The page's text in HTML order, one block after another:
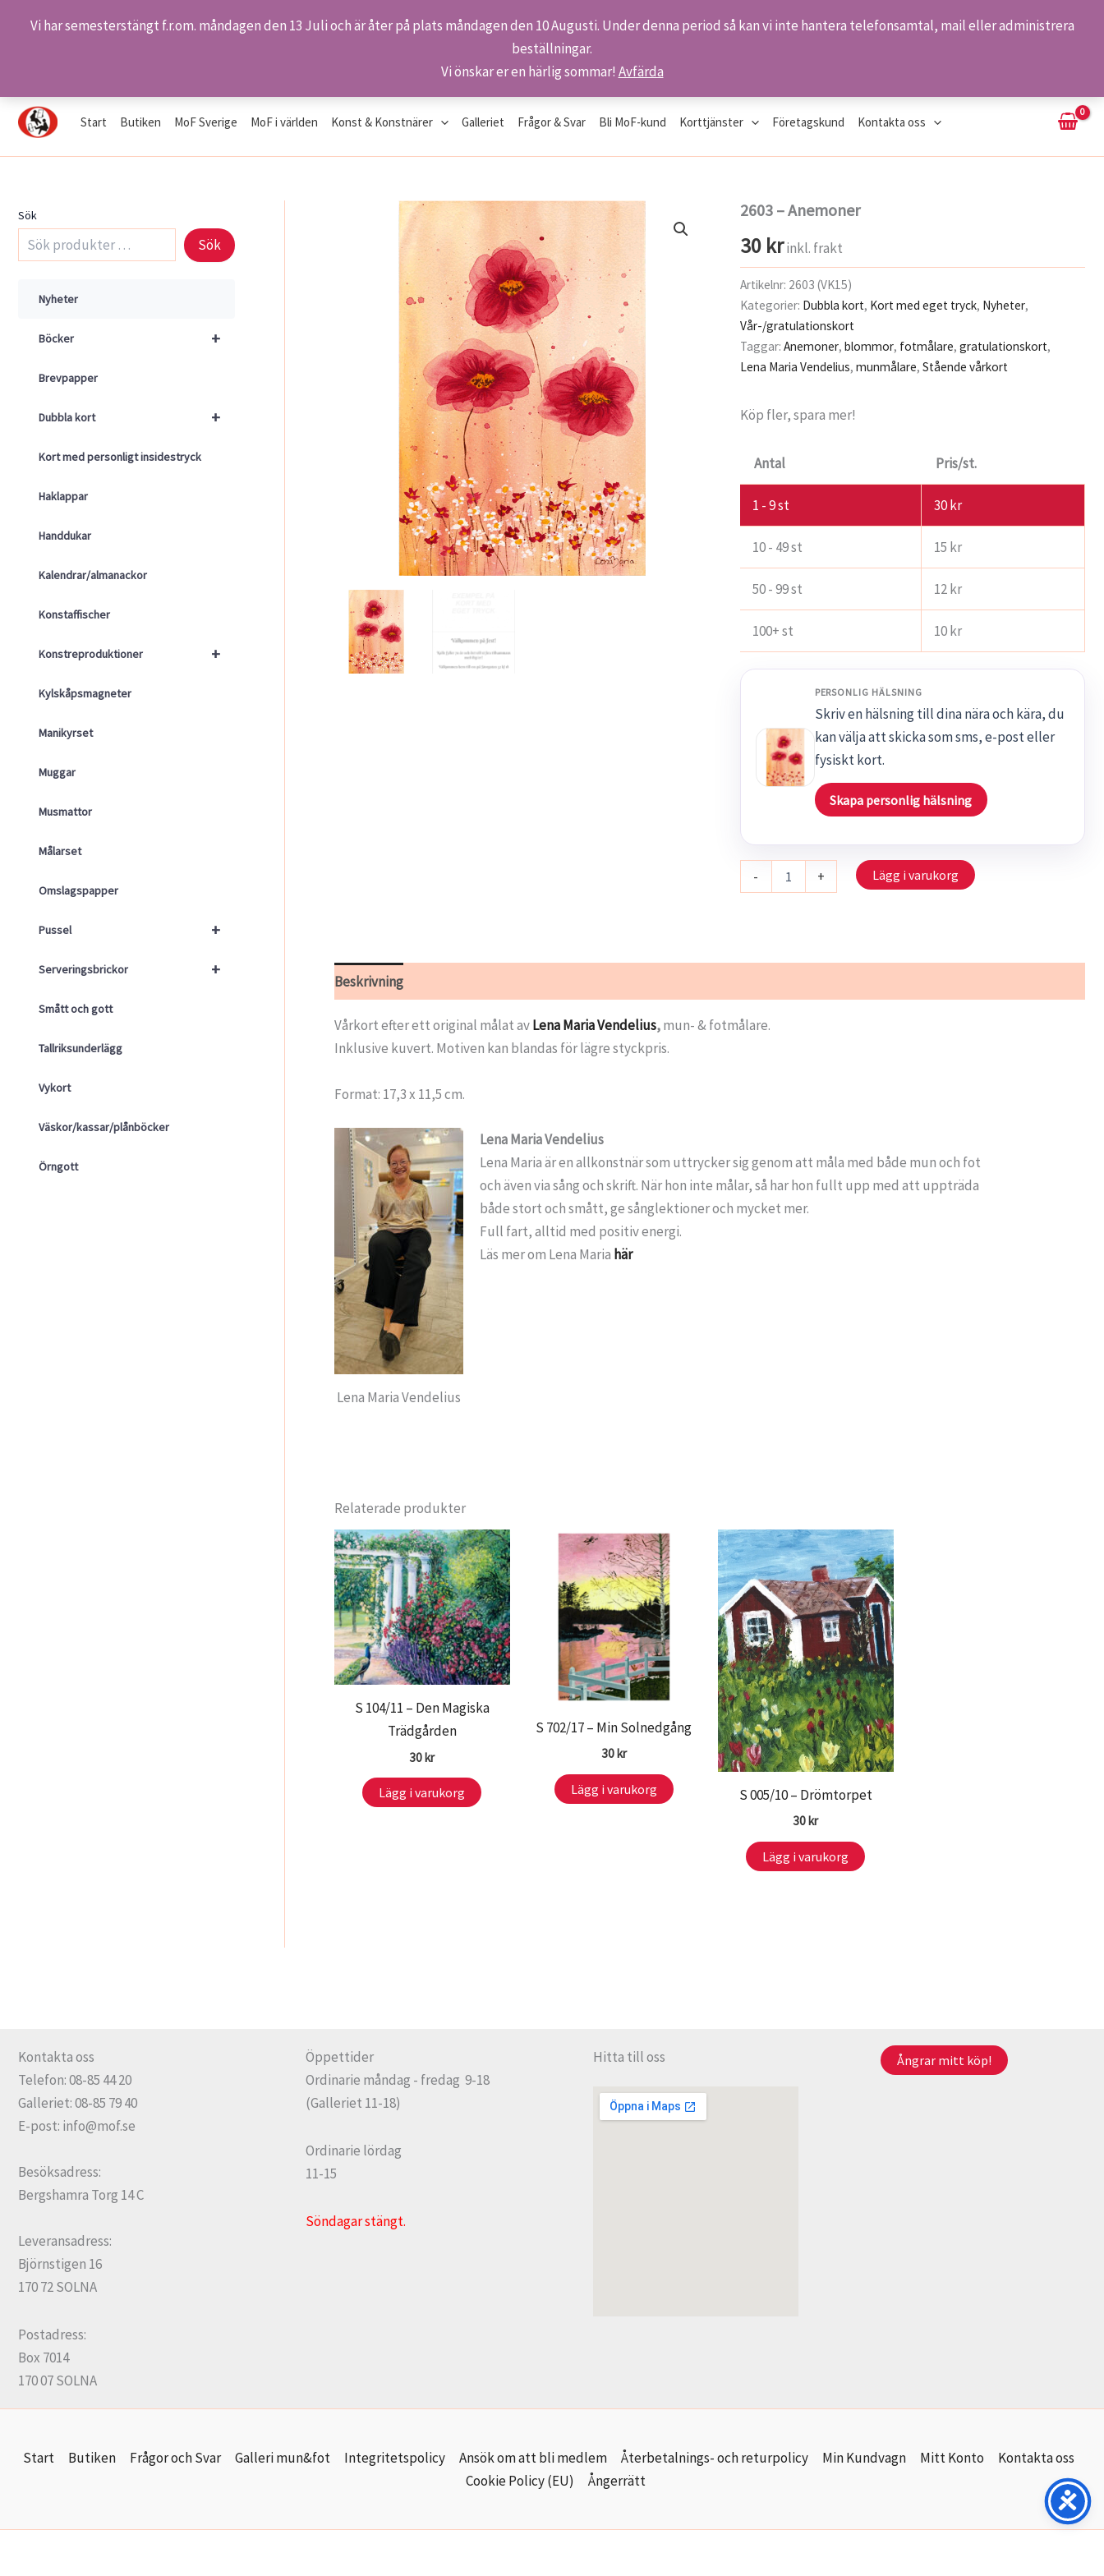
Vi har semesterstängt f.r.om. måndagen den 13 Juli och är åter på plats måndagen den 10 Augusti. Under denna period så kan vi inte hantera telefonsamtal, mail eller administrera
beställningar.
Vi önskar er en härlig sommar! Avfärda
innehåll
Start Butiken MoF Sverige MoF i världen Konst & Konstnärer Galleriet Frågor & Svar Bli MoF-kund Korttjänster Företagskund Kontakta oss
Sök
Sök
Nyheter
+
Böcker
Brevpapper
+
Dubbla kort
Kort med personligt insidestryck
Haklappar
Handdukar
Kalendrar/almanackor
Konstaffischer
+
Konstreproduktioner
Kylskåpsmagneter
Manikyrset
Muggar
Musmattor
Målarset
Omslagspapper
+
Pussel
+
Serveringsbrickor
Smått och gott
Tallriksunderlägg
Vykort
Väskor/kassar/plånböcker
Örngott
2603 – Anemoner
30 kr inkl. frakt
Artikelnr: 2603 (VK15)
Kategorier: Dubbla kort, Kort med eget tryck, Nyheter,
Vår-/gratulationskort
Taggar: Anemoner, blommor, fotmålare, gratulationskort,
Lena Maria Vendelius, munmålare, Stående vårkort
Köp fler, spara mer!
Antal Pris/st.
1 - 9st 30kr
10 - 49 st 15 kr
50 - 99 st 12kr
100+ st 10kr
PERSONLIG HÄLSNING
Skriv en hälsning till dina nära och kära, du
kan välja att skicka som sms, e-post eller
fysiskt kort.
Skapa personlig hälsning
- + Lägg i varukorg
Beskrivning
Vårkort efter ett original målat avLena Maria Vendelius,mun- & fotmålare.
Inklusive kuvert. Motiven kan blandas för lägre styckpris.
Format: 17,3 x 11,5 cm.
Lena Maria Vendelius
Lena Maria Vendelius
Lena Maria är en allkonstnär som uttrycker sig genom att måla med både mun och fot
och även via sång och skrift. När hon inte målar, så har hon fullt upp med att uppträda
både stort och smått, ge sånglektioner och mycket mer.
Full fart, alltid med positiv energi.
Läs mer om Lena Maria här
Relaterade produkter
S 104/11 – Den Magiska
Trädgården
30kr
Lägg i varukorg
S 702/17 – Min Solnedgång
30 kr
Lägg i varukorg S 005/10 – Drömtorpet
30 kr
Lägg i varukorg
Kontakta oss
Telefon: 08-85 44 20
Galleriet: 08-85 79 40
E-post: info@mof.se
Besöksadress:
Bergshamra Torg 14 C
Leveransadress:
Björnstigen 16
170 72 SOLNA
Postadress:
Box 7014
170 07 SOLNA
Öppettider
Ordinarie måndag - fredag 9-18
(Galleriet 11-18)
Ordinarie lördag
11-15
Söndagar stängt.
Hitta till oss Ångrar mitt köp!
Start Butiken Frågor och Svar Galleri mun&fot Integritetspolicy Ansök om att bli medlem Återbetalnings- och returpolicy Min Kundvagn Mitt Konto
Kontakta oss
Cookie Policy (EU)
Ångerrätt